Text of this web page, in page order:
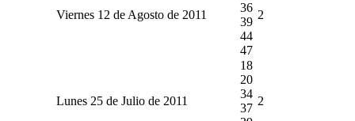
Viernes 12 de Agosto de 2011
36
39
44
47
2
Lunes 25 de Julio de 2011
18
20
34
37
2